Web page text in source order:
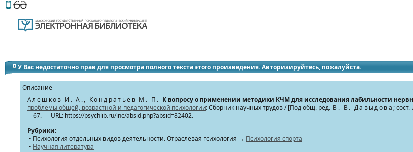
Этот сайт поддерживает
У Вас недостаточно прав для просмотра полного текста этого произведения. Авторизируйтесь, пожалуйста.
Описание
Алешков И. А., Кондратьев М. П. К вопросу о применении методики КЧМ для исследования лабильности
проблемы общей, возрастной и педагогической психологии: Сборник научных трудов / [Под общ. ред. В. В. Давыдова ; сост.
—67. — URL: https://psychlib.ru/inc/absid.php?absid=82402.
Рубрики:
• Психология отдельных видов деятельности. Отраслевая психология → Психология спорта
• Научная литература